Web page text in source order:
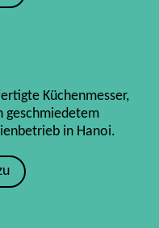
Küchenmesser,
geschmiedetem
in Hanoi.